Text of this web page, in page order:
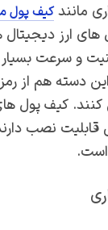
مانندکیف پول
های ارز
و سرعت بسیار
دسته هم از
کیف پول
قابلیت نصب
است.